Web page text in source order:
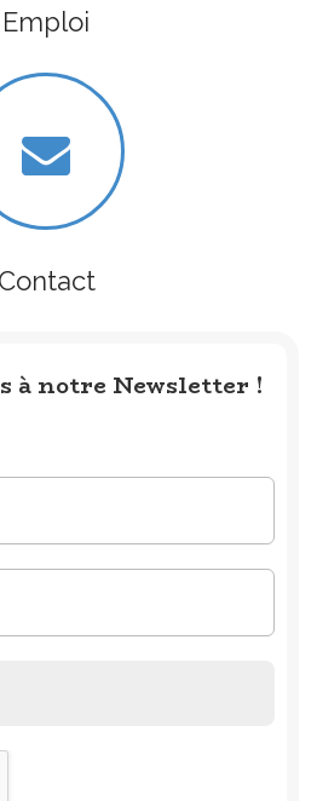
Emploi
Contact
à notre Newsletter !